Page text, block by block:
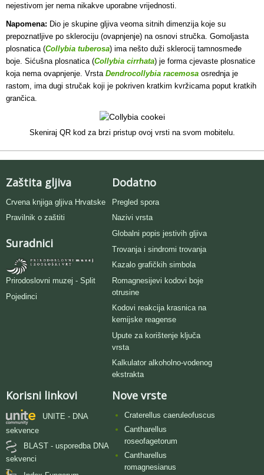
nejestivom jer nema nikakve uporabne vrijednosti.
Napomena: Dio je skupine gljiva veoma sitnih dimenzija koje su
prepoznatljive po sklerociju (ovapnjenje) na osnovi stručka. Gomoljasta
plosnatica (Collybia tuberosa) ima nešto duži sklerocij tamnosmeđe
boje. Sićušna plosnatica (Collybia cirrhata) je forma cjevaste plosnatice
koja nema ovapnjenje. Vrsta Dendrocollybia racemosa osrednja je
rastom, ima dugi stručak koji je pokriven kratkim kvržicama poput kratkih
grančica.
Skeniraj QR kod za brzi pristup ovoj vrsti na svom mobitelu.
Zaštita gljiva
Crvena knjiga gljiva Hrvatske
Pravilnik o zaštiti
Suradnici
Prirodoslovni muzej - Split
Pojedinci
Dodatno
Pregled spora
Nazivi vrsta
Globalni popis jestivih gljiva
Trovanja i sindromi trovanja
Kazalo grafičkih simbola
Romagnesijevi kodovi boje
otrusine
Kodovi reakcija krasnica na
kemijske reagense
Upute za korištenje ključa
vrsta
Kalkulator alkoholno-vodenog
ekstrakta
Korisni linkovi
UNITE - DNA
sekvence
BLAST - usporedba DNA
sekvenci
Nove vrste
Craterellus caeruleofuscus
Cantharellus
roseofagetorum
Cantharellus
romagnesianus